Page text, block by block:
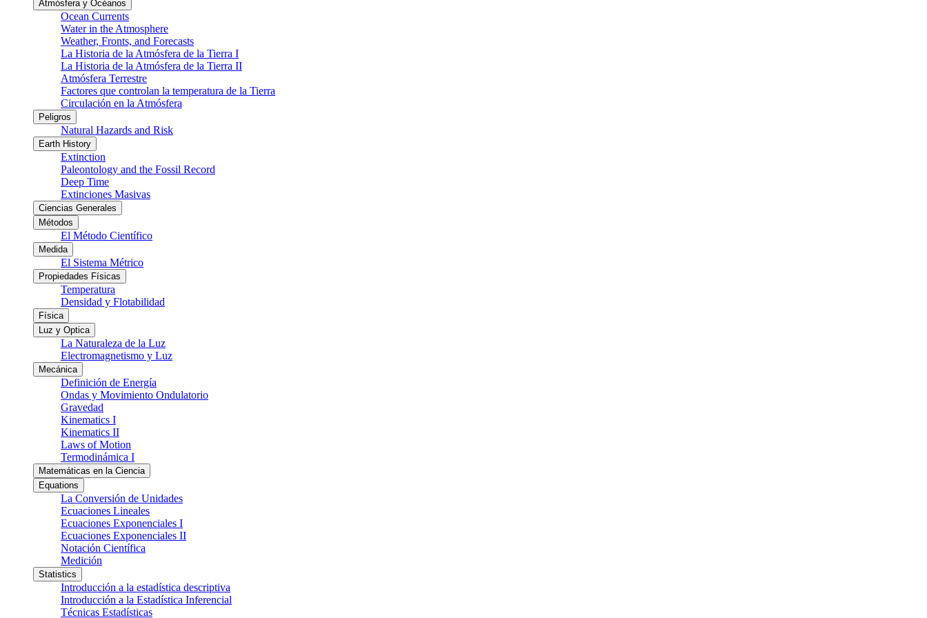
Atmósfera y Océanos
Ocean Currents
Water in the Atmosphere
Weather, Fronts, and Forecasts
La Historia de la Atmósfera de la Tierra I
La Historia de la Atmósfera de la Tierra II
Atmósfera Terrestre
Factores que controlan la temperatura de la Tierra
Circulación en la Atmósfera
Peligros
Natural Hazards and Risk
Earth History
Extinction
Paleontology and the Fossil Record
Deep Time
Extinciones Masivas
Ciencias Generales
Métodos
El Método Científico
Medida
El Sistema Métrico
Propiedades Físicas
Temperatura
Densidad y Flotabilidad
Física
Luz y Optica
La Naturaleza de la Luz
Electromagnetismo y Luz
Mecánica
Definición de Energía
Ondas y Movimiento Ondulatorio
Gravedad
Kinematics I
Kinematics II
Laws of Motion
Termodinámica I
Matemáticas en la Ciencia
Equations
La Conversión de Unidades
Ecuaciones Lineales
Ecuaciones Exponenciales I
Ecuaciones Exponenciales II
Notación Científica
Medición
Statistics
Introducción a la estadística descriptiva
Introducción a la Estadística Inferencial
Técnicas Estadísticas